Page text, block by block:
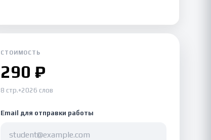
СТОИМОСТЬ
290 ₽
8 стр.•2026 слов
Email для отправки работы